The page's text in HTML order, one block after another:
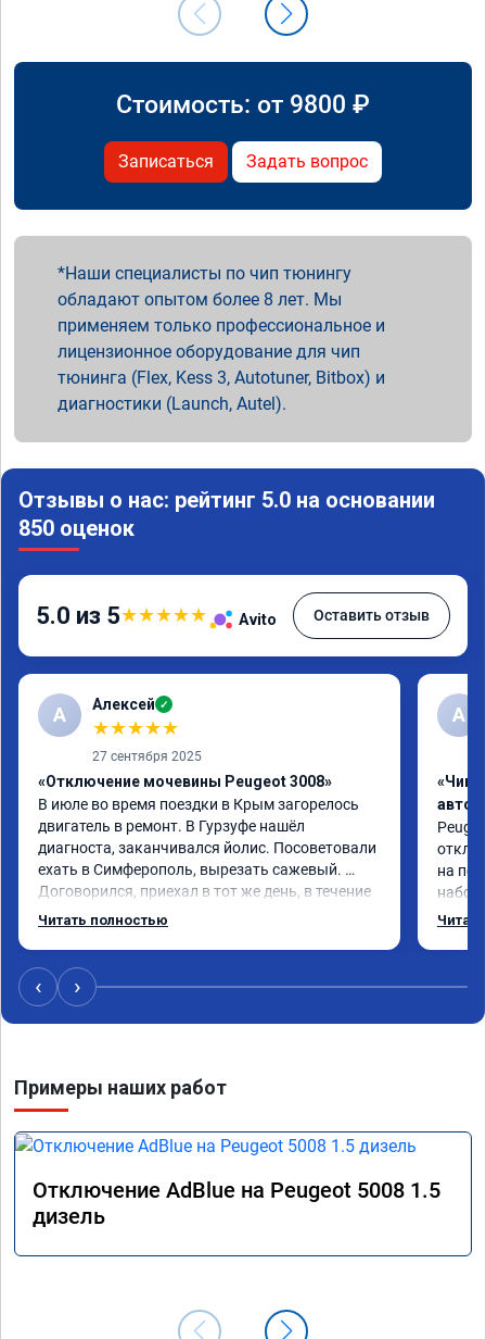
Стоимость: от 9800 ₽
Записаться Задать вопрос
Наши специалисты по чип тюнингу
обладают опытом более 8 лет. Мы
применяем только профессиональное и
лицензионное оборудование для чип
тюнинга (Flex, Kess 3, Autotuner, Bitbox) и
диагностики (Launch, Autel).
Отзывы о нас: рейтинг 5.0 на основании
850 оценок
5.0 из 5★★★★★ Avito Оставить отзыв
А Алексей ✓
★★★★★
27 сентября 2025
«Отключение мочевины Peugeot 3008»
В июле во время поездки в Крым загорелось
двигатель в ремонт. В Гурзуфе нашёл
диагноста, заканчивался йолис. Посоветовали
ехать в Симферополь, вырезать сажевый.
Договорился, приехал в тот же день, в течение
4-х часов удалили, прошили двигатель, дали
двигателя и резком нажатии на педаль газа,
привык. Всё таки дизель. Два месяца прошло,
всё нормально. Рекомендую. Пежо 3008 2-
Читать полностью
А
«Чип
на
‹ ›
Примеры наших работ
Отключение AdBlue на Peugeot 5008 1.5
дизель